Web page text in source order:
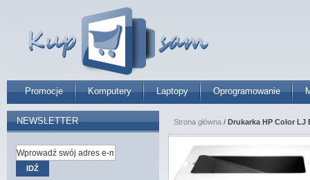
Promocje Komputery Laptopy Oprogramowanie
Strona główna / Drukarka HP Color LJ
NEWSLETTER
IDŹ